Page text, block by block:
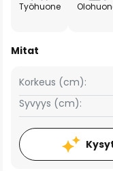
Työhuone
Mitat
Korkeus (cm):
Syvyys (cm):